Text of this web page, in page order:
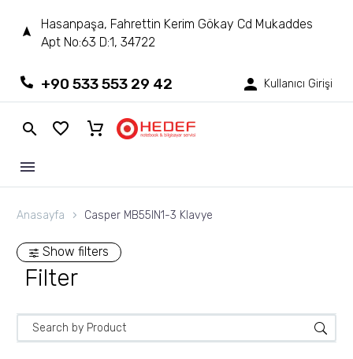
Hasanpaşa, Fahrettin Kerim Gökay Cd Mukaddes
Apt No:63 D:1, 34722
+90 533 553 29 42 Kullanıcı Girişi
Anasayfa Casper MB55IN1-3 Klavye
Show filters
Filter